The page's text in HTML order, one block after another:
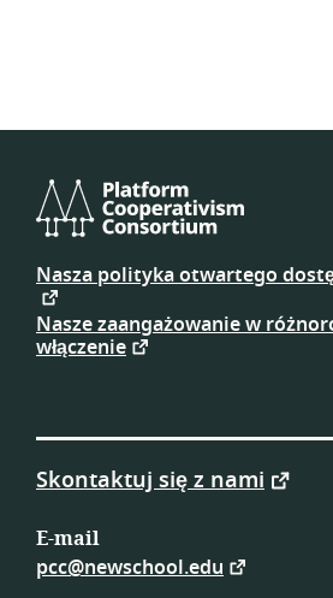
Platform
Cooperativism
Consortium
Nasza polityka otwartego
Nasze zaangażowanie w
włączenie
Skontaktuj się z nami
E-mail
pcc@newschool.edu